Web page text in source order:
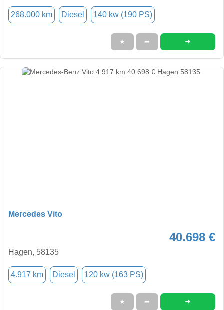
268.000 km Diesel 140 kw (190 PS)
★ ➦ ➜
Mercedes Vito
40.698 €
Hagen, 58135
4.917 km Diesel 120 kw (163 PS)
★ ➦ ➜